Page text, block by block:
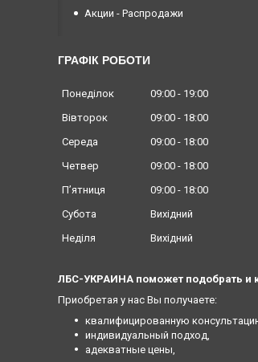
Акции - Распродажи
ГРАФІК РОБОТИ
Понеділок 09:00
19:00
Вівторок
09:00
18:00
Середа
09:00
18:00
Четвер
09:00
18:00
Пʼятниця
09:00
18:00
Субота
Вихідний
Неділя
Вихідний
ЛБС-УКРАИНА поможет подобрать и
Приобретая у нас Вы получаете:
квалифицированную
индивидуальный подход,
адекватные цены,